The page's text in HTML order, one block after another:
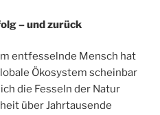
– und zurück
entfesselnde Mensch hat
Ökosystem scheinbar
die Fesseln der Natur
über Jahrtausende